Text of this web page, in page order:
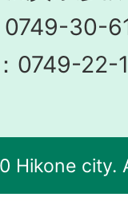
0749-30-
0749-22-
Hikone city.